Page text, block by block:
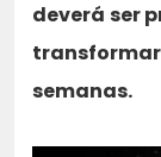
deverá ser
semanas.